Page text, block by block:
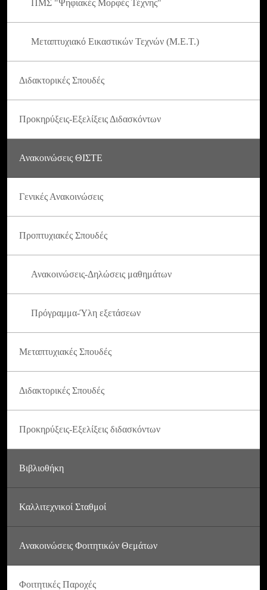
ΠΜΣ "Ψηφιακές Μορφές Τέχνης"
Μεταπτυχιακό Εικαστικών Τεχνών (Μ.Ε.Τ.)
Διδακτορικές Σπουδές
Προκηρύξεις-Εξελίξεις Διδασκόντων
Ανακοινώσεις ΘΙΣΤΕ
Γενικές Ανακοινώσεις
Προπτυχιακές Σπουδές
Ανακοινώσεις-Δηλώσεις μαθημάτων
Πρόγραμμα-Ύλη εξετάσεων
Μεταπτυχιακές Σπουδές
Διδακτορικές Σπουδές
Προκηρύξεις-Εξελίξεις διδασκόντων
Βιβλιοθήκη
Καλλιτεχνικοί Σταθμοί
Ανακοινώσεις Φοιτητικών Θεμάτων
Φοιτητικές Παροχές